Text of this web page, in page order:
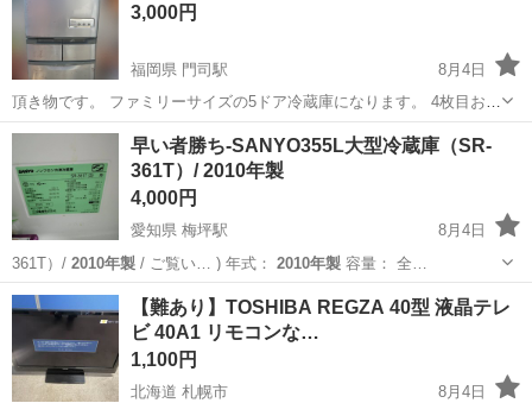
3,000円
福岡県 門司駅
8月4日
頂き物です。 ファミリーサイズの5ドア冷蔵庫になります。 4枚目お写
真の様に 表面に塗装剥がれ、小傷がありますが 問題なく使用可能で
しの際は簡易的な掃...
福岡 北九州市 門司駅 HITACHI
早い者勝ち-SANYO355L大型冷蔵庫（SR-
361T）/ 2010年製
4,000円
愛知県 梅坪駅
8月4日
361T）/ 2010年製 / ご覧い… ) 年式： 2010年製 容量： 全…
愛知 豊田市 梅坪駅
【難あり】TOSHIBA REGZA 40型 液晶テレ
ビ 40A1 リモコンな…
1,100円
北海道 札幌市
8月4日